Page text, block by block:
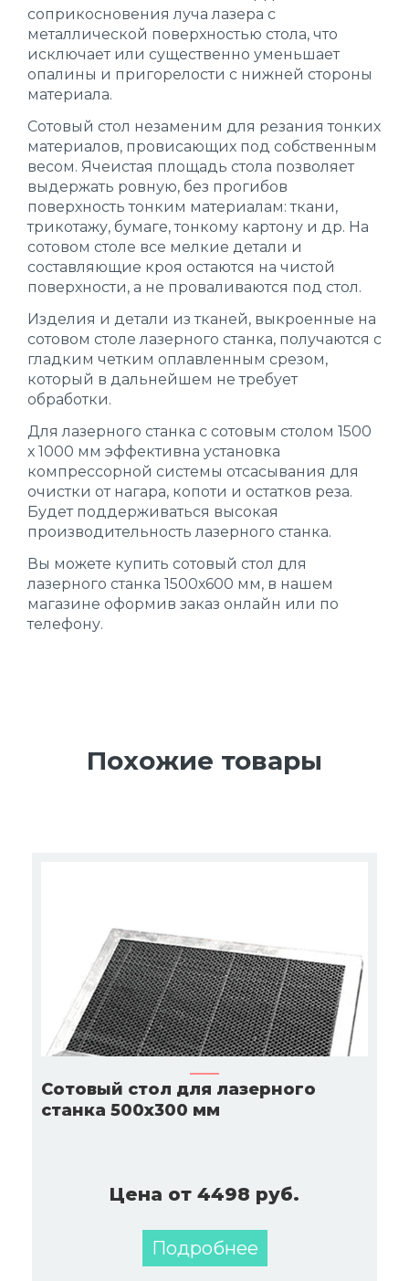
соприкосновения луча лазера с
металлической поверхностью стола, что
исключает или существенно уменьшает
опалины и пригорелости с нижней стороны
материала.
Сотовый стол незаменим для резания тонких
материалов, провисающих под собственным
весом. Ячеистая площадь стола позволяет
выдержать ровную, без прогибов
поверхность тонким материалам: ткани,
трикотажу, бумаге, тонкому картону и др. На
сотовом столе все мелкие детали и
составляющие кроя остаются на чистой
поверхности, а не проваливаются под стол.
Изделия и детали из тканей, выкроенные на
сотовом столе лазерного станка, получаются с
гладким четким оплавленным срезом,
который в дальнейшем не требует
обработки.
Для лазерного станка с сотовым столом 1500
х 1000 мм эффективна установка
компрессорной системы отсасывания для
очистки от нагара, копоти и остатков реза.
Будет поддерживаться высокая
производительность лазерного станка.
Вы можете купить сотовый стол для
лазерного станка 1500х600 мм, в нашем
магазине оформив заказ онлайн или по
телефону.
Похожие товары
Сотовый стол для лазерного
станка 500х300 мм
Цена от 4498 руб.
Подробнее